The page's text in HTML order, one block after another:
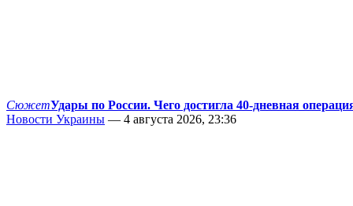
СюжетУдары по России. Чего достигла 40-дневная
Новости Украины — 4 августа 2026, 23:36